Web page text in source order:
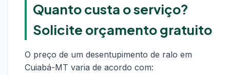
Quanto custa o serviço?
Solicite orçamento gratuito
O preço de um desentupimento de ralo em
Cuiabá-MT varia de acordo com: